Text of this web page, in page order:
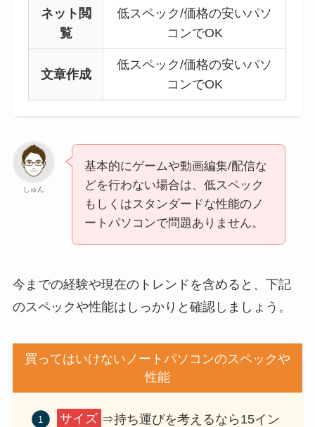
ネット閲
覧
低スペック/価格の安いパソ
コンでOK
文章作成
低スペック/価格の安いパソ
コンでOK
しゅん
基本的にゲームや動画編集/配信な
どを行わない場合は、低スペック
もしくはスタンダードな性能のノ
ートパソコンで問題ありません。
今までの経験や現在のトレンドを含めると、下記
のスペックや性能はしっかりと確認しましょう。
買ってはいけないノートパソコンのスペックや
性能
サイズ ⇒持ち運びを考えるなら15イン